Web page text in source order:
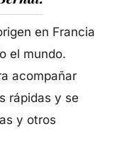
en Francia
el mundo.
acompañar
rápidas y se
y otros